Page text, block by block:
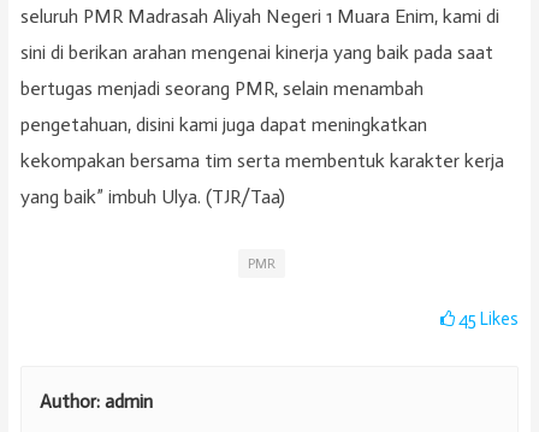
seluruh PMR Madrasah Aliyah Negeri 1 Muara Enim, kami di
sini di berikan arahan mengenai kinerja yang baik pada saat
bertugas menjadi seorang PMR, selain menambah
pengetahuan, disini kami juga dapat meningkatkan
kekompakan bersama tim serta membentuk karakter kerja
yang baik” imbuh Ulya. (TJR/Taa)
PMR
45Likes
Author: admin